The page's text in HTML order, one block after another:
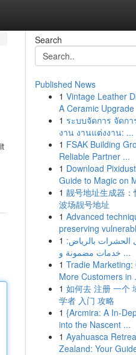
Search
Published News
1 Vintage Leather
A Ceramic Upgrade
1 ระบบจัดการ จัดกา
งาน งานแต่งงาน: ...
1 FSAK Building
Reliable Partner ...
1 Download
Guide to Magic on
1 靓号地址生成器
波场靓号地址
1 Advanced
preserving
1 الحشرات بالرياض:
خدمات مضمونة و ...
1 Tradie Marketing:
More Customers in
1 如何去 注册 一个
学者 入门 攻略
1 {Arcmira: A In-
into the Nascent ...
1 Ayahuasca
Zealand: Your